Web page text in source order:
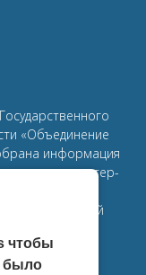
«Объединение
информация
мастер-
в рамках
в Тульской
чтобы
было